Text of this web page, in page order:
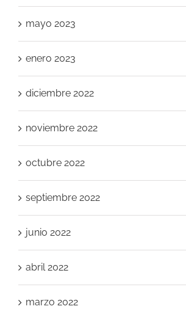
mayo 2023
enero 2023
diciembre 2022
noviembre 2022
octubre 2022
septiembre 2022
junio 2022
abril 2022
marzo 2022